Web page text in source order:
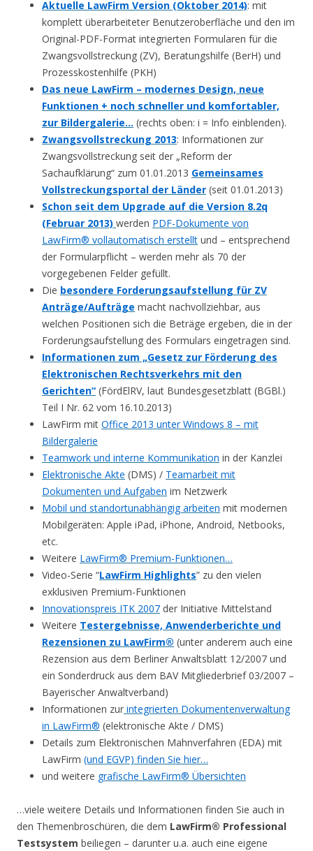
Aktuelle LawFirm Version (Oktober 2014): mit
komplett überarbeiteter Benutzeroberfläche und den im
Original-PDF-Format integrierten Formularen für die
Zwangsvollstreckung (ZV), Beratungshilfe (BerH) und
Prozesskostenhilfe (PKH)
Das neue LawFirm – modernes Design, neue
Funktionen + noch schneller und komfortabler,
zur Bildergalerie… (rechts oben: i = Info einblenden).
Zwangsvollstreckung 2013: Informationen zur
Zwangsvollstreckung seit der „Reform der
Sachaufklärung“ zum 01.01.2013 Gemeinsames
Vollstreckungsportal der Länder (seit 01.01.2013)
Schon seit dem Upgrade auf die Version 8.2q
(Februar 2013) werden PDF-Dokumente von
LawFirm® vollautomatisch erstellt und – entsprechend
der Formularpflicht – werden mehr als 70 der
vorgegebenen Felder gefüllt.
Die besondere Forderungsaufstellung für ZV
Anträge/Aufträge macht nachvollziehbar, aus
welchen Positionen sich die Beträge ergeben, die in der
Forderungsaufstellung des Formulars eingetragen sind.
Informationen zum „Gesetz zur Förderung des
Elektronischen Rechtsverkehrs mit den
Gerichten“ (FördElRV, laut Bundesgesetzblatt (BGBl.)
Teil I Nr. 62 vom 16.10.2013)
LawFirm mit Office 2013 unter Windows 8 – mit
Bildergalerie
Teamwork und interne Kommunikation in der Kanzlei
Elektronische Akte (DMS) / Teamarbeit mit
Dokumenten und Aufgaben im Netzwerk
Mobil und standortunabhängig arbeiten mit modernen
Mobilgeräten: Apple iPad, iPhone, Android, Netbooks,
etc.
Weitere LawFirm® Premium-Funktionen…
Video-Serie “LawFirm Highlights” zu den vielen
exklusiven Premium-Funktionen
Innovationspreis ITK 2007 der Initiative Mittelstand
Weitere Testergebnisse, Anwenderberichte und
Rezensionen zu LawFirm® (unter anderem auch eine
Rezension aus dem Berliner Anwaltsblatt 12/2007 und
ein Sonderdruck aus dem BAV Mitgliederbrief 03/2007 –
Bayerischer Anwaltverband)
Informationen zur integrierten Dokumentenverwaltung
in LawFirm® (elektronische Akte / DMS)
Details zum Elektronischen Mahnverfahren (EDA) mit
LawFirm (und EGVP) finden Sie hier…
und weitere grafische LawFirm® Übersichten
…viele weitere Details und Informationen finden Sie auch in
den Themenbroschüren, die dem LawFirm® Professional
Testsystem beiliegen – darunter u.a. auch eine eigene